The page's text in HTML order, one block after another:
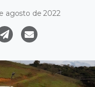
agosto de 2022